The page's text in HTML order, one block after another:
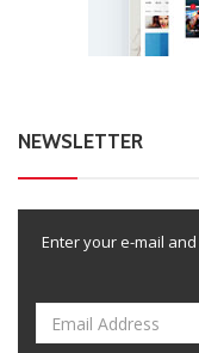
NEWSLETTER
Enter your e-mail